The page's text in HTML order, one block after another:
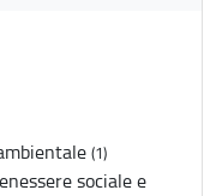
(1)
sociale e